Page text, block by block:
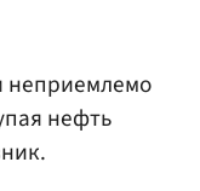
неприемлемо
нефть